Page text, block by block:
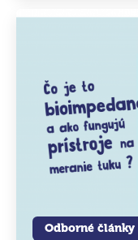
Odborné články